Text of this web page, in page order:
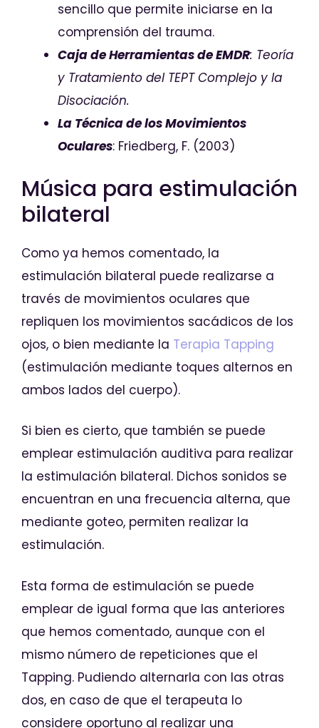
sencillo que permite iniciarse en la
comprensión del trauma.
Caja de Herramientas de EMDR: Teoría
y Tratamiento del TEPT Complejo y la
Disociación.
La Técnica de los Movimientos
Oculares: Friedberg, F. (2003)
Música para estimulación
bilateral
Como ya hemos comentado, la
estimulación bilateral puede realizarse a
través de movimientos oculares que
repliquen los movimientos sacádicos de los
ojos, o bien mediante la Terapia Tapping
(estimulación mediante toques alternos en
ambos lados del cuerpo).
Si bien es cierto, que también se puede
emplear estimulación auditiva para realizar
la estimulación bilateral. Dichos sonidos se
encuentran en una frecuencia alterna, que
mediante goteo, permiten realizar la
estimulación.
Esta forma de estimulación se puede
emplear de igual forma que las anteriores
que hemos comentado, aunque con el
mismo número de repeticiones que el
Tapping. Pudiendo alternarla con las otras
dos, en caso de que el terapeuta lo
considere oportuno al realizar una